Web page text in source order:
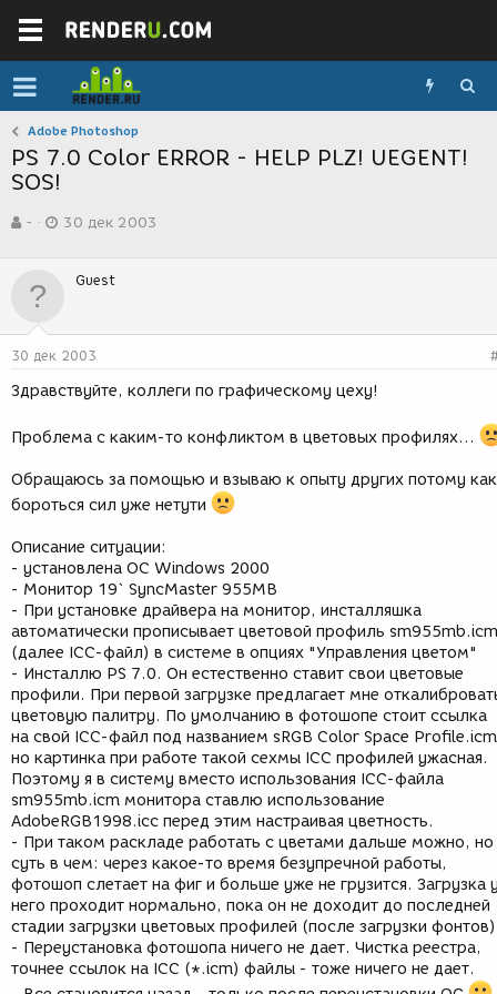
Adobe Photoshop
PS 7.0 Color ERROR - HELP PLZ! UEGENT!
SOS!
в
р
м
-
а
д
н
30 дек 2003
Guest
30 дек 2003
Здравствуйте, коллеги по графическому цеху!
Проблема с каким-то конфликтом в цветовых профилях...
Обращаюсь за помощью и взываю к опыту других потому как
бороться сил уже нетути
Описание ситуации:
- установлена ОС Windows 2000
- Монитор 19` SyncMaster 955MB
- При установке драйвера на монитор, инсталляшка
автоматически прописывает цветовой профиль sm955mb.icm
(далее ICC-файл) в системе в опциях "Управления цветом"
- Инсталлю PS 7.0. Он естественно ставит свои цветовые
профили. При первой загрузке предлагает мне
цветовую палитру. По умолчанию в фотошопе стоит ссылка
на свой ICC-файл под названием sRGB Color Space
но картинка при работе такой сехмы ICC профилей ужасная.
Поэтому я в систему вместо использования ICC-файла
sm955mb.icm монитора ставлю использование
AdobeRGB1998.icc перед этим настраивая цветность.
- При таком раскладе работать с цветами дальше можно, но
суть в чем: через какое-то время безупречной работы,
фотошоп слетает на фиг и больше уже не грузится. Загрузка
него проходит нормально, пока он не доходит до последней
стадии загрузки цветовых профилей (после загрузки
- Переустановка фотошопа ничего не дает. Чистка реестра,
точнее ссылок на ICC (*.icm) файлы - тоже ничего не дает.